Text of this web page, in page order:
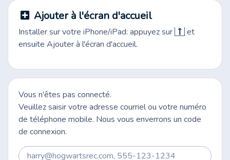
Ajouter à l'écran d'accueil
Installer sur votre iPhone/iPad: appuyez sur
et
ensuite Ajouter à l'écran d'accueil.
Vous n'êtes pas connecté.
Veuillez saisir votre adresse courriel ou votre numéro
de téléphone mobile. Nous vous enverrons un code
de connexion.